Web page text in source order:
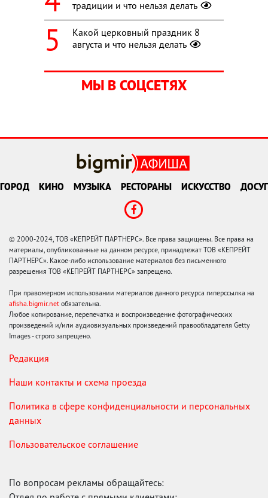
традиции и что нельзя делать
Какой церковный праздник 8
августа и что нельзя делать
МЫ В СОЦСЕТЯХ
ГОРОД КИНО МУЗЫКА РЕСТОРАНЫ ИСКУССТВО ДОСУГ
© 2000-2024, ТОВ «КЕПРЕЙТ ПАРТНЕРС». Все права защищены. Все права на
материалы, опубликованные на данном ресурсе, принадлежат ТОВ «КЕПРЕЙТ
ПАРТНЕРС». Какое-либо использование материалов без письменного
разрешения ТОВ «КЕПРЕЙТ ПАРТНЕРС» запрещено.
При правомерном использовании материалов данного ресурса гиперссылка на
afisha.bigmir.net обязательна.
Любое копирование, перепечатка и воспроизведение фотографических
произведений и/или аудиовизуальных произведений правообладателя Getty
Images - строго запрещено.
Редакция
Наши контакты и схема проезда
Политика в сфере конфиденциальности и персональных
данных
Пользовательское соглашение
По вопросам рекламы обращайтесь: